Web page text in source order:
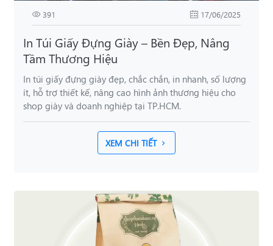
391 17/06/2025
In Túi Giấy Đựng Giày – Bền Đẹp, Nâng
Tầm Thương Hiệu
In túi giấy đựng giày đẹp, chắc chắn, in nhanh, số lượng
ít, hỗ trợ thiết kế, nâng cao hình ảnh thương hiệu cho
shop giày và doanh nghiệp tại TP.HCM.
XEM CHI TIẾT